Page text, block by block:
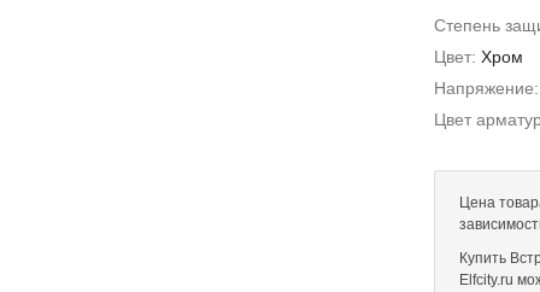
Степень
Цвет: Хром
Цвет
Цена
Купить
Elfcity.ru